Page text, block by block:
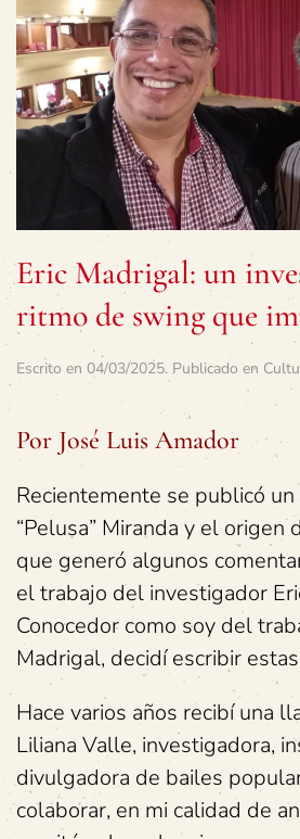
Eric Madrigal: un
ritmo de swing que
Escrito en 04/03/2025. Publicado en
Por José Luis Amador
Recientemente se publicó
“Pelusa” Miranda y el
que generó algunos
el trabajo del investigador
Conocedor como soy del
Madrigal, decidí escribir
Hace varios años recibí una
Liliana Valle, investigadora,
divulgadora de bailes
colaborar, en mi calidad de